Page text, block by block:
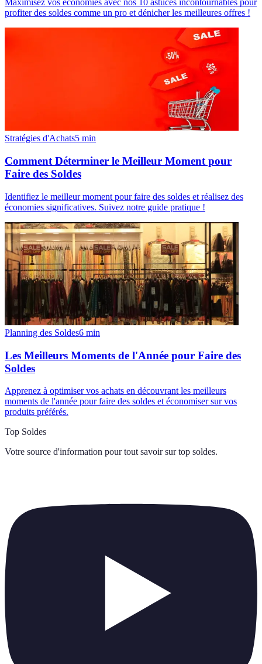
Maximisez vos économies avec nos 10 astuces incontournables pour
profiter des soldes comme un pro et dénicher les meilleures offres !
Stratégies d'Achats5 min
Comment Déterminer le Meilleur Moment pour
Faire des Soldes
Identifiez le meilleur moment pour faire des soldes et réalisez des
économies significatives. Suivez notre guide pratique !
Planning des Soldes6 min
Les Meilleurs Moments de l'Année pour Faire des
Soldes
Apprenez à optimiser vos achats en découvrant les meilleurs
moments de l'année pour faire des soldes et économiser sur vos
produits préférés.
Top Soldes
Votre source d'information pour tout savoir sur top soldes.